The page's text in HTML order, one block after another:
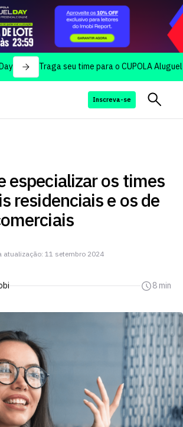
Traga seu time para o CUPOLA Aluguel Day
Inscreva-se
especializar os times
residenciais e os de
atualização: 11 setembro 2024
8 min